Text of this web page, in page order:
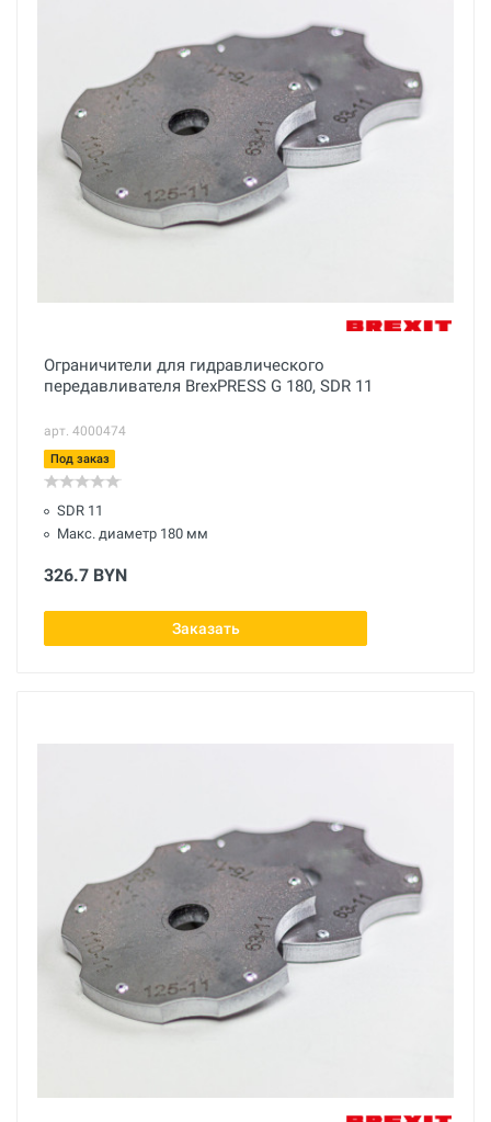
Ограничители для гидравлического
передавливателя BrexPRESS G 180, SDR 11
арт. 4000474
Под заказ
SDR 11
Макс. диаметр 180 мм
326.7 BYN
Заказать